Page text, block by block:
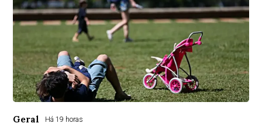
Geral Há 19 horas